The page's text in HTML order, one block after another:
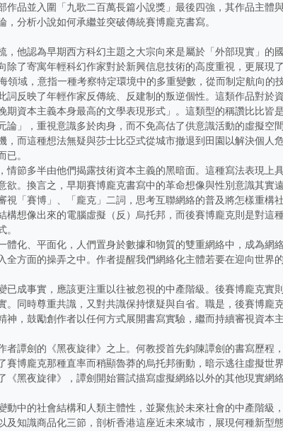
品並入圍「九歌二百萬長篇小說獎」最後四強，其作品主體
分析小說如何承繼並突破傳統賽博龐克書寫。
他認為早期西方科幻主題之大宗向來是屬於「外部現實」的
了寄寓年輕科幻作家對於新興信息技術的高度重視，更展現
域，意指一種考察特定環境中的多重變數，從而制定航向的
反映了年輕作家反傳統、反建制的叛逆個性。這類作品對於
資本主義本身最高的文學表現形式」。這類型的稱讚比比皆
」，重視意識多於肉身，而不免高估了供意識活動的虛擬空
而這種想法無疑與莎士比亞式從城市撤退到田園以解決個人
。
節多半由他們揭露技術資本主義的黑暗面。這種寫法表現上
。換言之，早期賽博龐克書寫中的革命想像與性別意識其實
「賽博」、「龐克」二詞，思考互聯網絡的普及將怎樣重構
想像出來的電腦虛擬（反）烏托邦，而後賽博龐克則是對這
體化、平面化，人們置身於數據和物質的雙重網絡中，成為
方面的操弄之中。作者提醒我們網絡化主體若要在迎向世界
成事實，應該更注重以往被忽視的中產階級。後賽博龐克實
同時尊重共識，又對共識保持懷疑與自省。職是，後賽博龐
，鼓勵創作者以任何方式展開書寫實驗，繼而持續審視資本
譚劍的《黑夜旋律》之上。何教授首先鈎陳譚劍的書寫歷程
賽博龐克那種直率而稍顯魯莽的烏托邦衝動，暗示逃往虛擬
黑夜旋律》，譚劍開始嘗試描寫虛擬網絡以外的其他現實網
中的社會結構和人類主體性，並聚焦於未來社會的中產階級
知識商品化三節，剖析香港這座近未來城市，展現何種新型態